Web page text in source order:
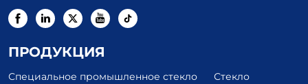
ПРОДУКЦИЯ
Специальное промышленное стекло
Стекло